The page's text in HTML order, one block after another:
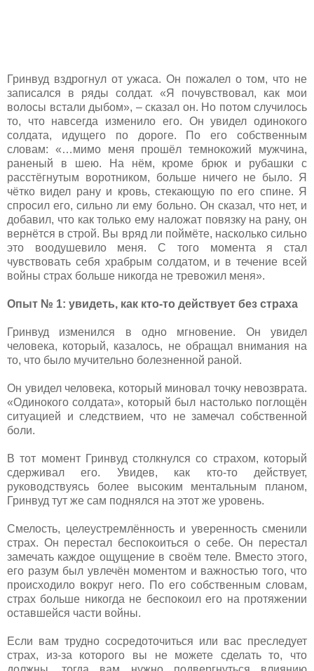
Гринвуд вздрогнул от ужаса. Он пожалел о том, что не
записался в ряды солдат. «Я почувствовал, как мои
волосы встали дыбом», – сказал он. Но потом случилось
то, что навсегда изменило его. Он увидел одинокого
солдата, идущего по дороге. По его собственным
словам: «…мимо меня прошёл темнокожий мужчина,
раненый в шею. На нём, кроме брюк и рубашки с
расстёгнутым воротником, больше ничего не было. Я
чётко видел рану и кровь, стекающую по его спине. Я
спросил его, сильно ли ему больно. Он сказал, что нет, и
добавил, что как только ему наложат повязку на рану, он
вернётся в строй. Вы вряд ли поймёте, насколько сильно
это воодушевило меня. С того момента я стал
чувствовать себя храбрым солдатом, и в течение всей
войны страх больше никогда не тревожил меня».
Опыт № 1: увидеть, как кто-то действует без страха
Гринвуд изменился в одно мгновение. Он увидел
человека, который, казалось, не обращал внимания на
то, что было мучительно болезненной раной.
Он увидел человека, который миновал точку невозврата.
«Одинокого солдата», который был настолько поглощён
ситуацией и следствием, что не замечал собственной
боли.
В тот момент Гринвуд столкнулся со страхом, который
сдерживал его. Увидев, как кто-то действует,
руководствуясь более высоким ментальным планом,
Гринвуд тут же сам поднялся на этот же уровень.
Смелость, целеустремлённость и уверенность сменили
страх. Он перестал беспокоиться о себе. Он перестал
замечать каждое ощущение в своём теле. Вместо этого,
его разум был увлечён моментом и важностью того, что
происходило вокруг него. По его собственным словам,
страх больше никогда не беспокоил его на протяжении
оставшейся части войны.
Если вам трудно сосредоточиться или вас преследует
страх, из-за которого вы не можете сделать то, что